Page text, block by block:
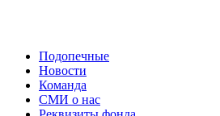
Подопечные
Новости
Команда
СМИ о нас